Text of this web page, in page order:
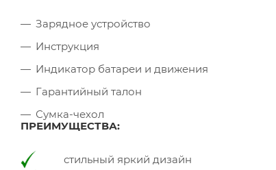
Зарядное устройство
Инструкция
Индикатор батареи и движения
Гарантийный талон
Сумка-чехол
ПРЕИМУЩЕСТВА:
стильный яркий дизайн